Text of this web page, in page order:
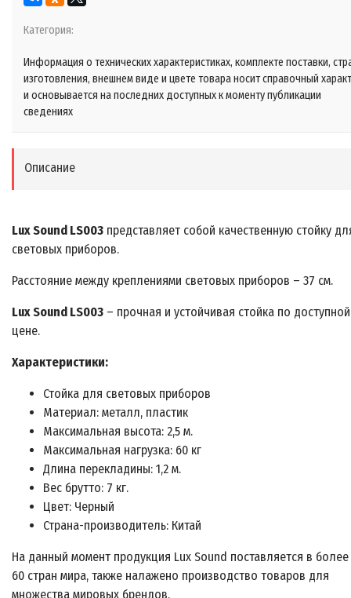
Категория:
Информация о технических характеристиках, комплекте поставки,
изготовления, внешнем виде и цвете товара носит справочный
и основывается на последних доступных к моменту публикации
сведениях
Описание
Lux Sound LS003 представляет собой качественную стойку
световых приборов.
Расстояние между креплениями световых приборов – 37 см.
Lux Sound LS003 – прочная и устойчивая стойка по доступной
цене.
Характеристики:
Стойка для световых приборов
Материал: металл, пластик
Максимальная высота: 2,5 м.
Максимальная нагрузка: 60 кг
Длина перекладины: 1,2 м.
Вес брутто: 7 кг.
Цвет: Черный
Страна-производитель: Китай
На данный момент продукция Lux Sound поставляется в
60 стран мира, также налажено производство товаров для
множества мировых брендов.